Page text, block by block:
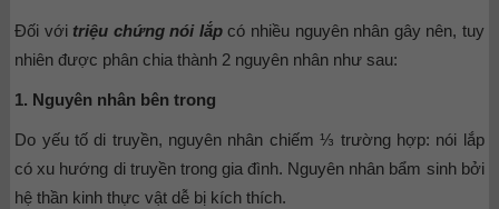
Đối với triệu chứng nói lắpcó nhiều nguyên nhân gây nên, tuy
nhiên được phân chia thành 2 nguyên nhân như sau:
1. Nguyên nhân bên trong
Do yếu tố di truyền, nguyên nhân chiếm ⅓ trường hợp: nói lắp
có xu hướng di truyền trong gia đình. Nguyên nhân bẩm sinh bởi
hệ thần kinh thực vật dễ bị kích thích.